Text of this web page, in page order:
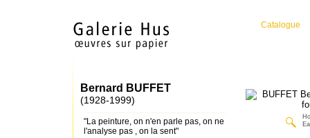
Catalogue
Bernard BUFFET
(1928-1999)
"La peinture, on n'en parle pas, on ne
l'analyse pas , on la sent"